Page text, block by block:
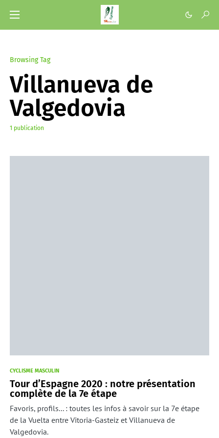
Browsing Tag
Villanueva de
Valgedovia
1 publication
CYCLISME MASCULIN
Tour d’Espagne 2020 : notre présentation
complète de la 7e étape
Favoris, profils... : toutes les infos à savoir sur la 7e étape
de la Vuelta entre Vitoria-Gasteiz et Villanueva de
Valgedovia.